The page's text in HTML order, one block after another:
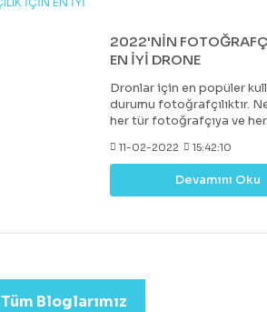
2022'NİN
EN İYİ DRONE
Dronlar için en popüler
durumu fotoğrafçılıktır.
her tür fotoğrafçıya ve
drone, DJI tarafından
diğer markalar tarafından
değerli rakipler de vardır.
drone almak mümkündür.
emlak)sektörleri için
Drone Fiyatları oldukça
Devamını Oku
11-02-2022 15:42:10
Tüm Bloglarımız